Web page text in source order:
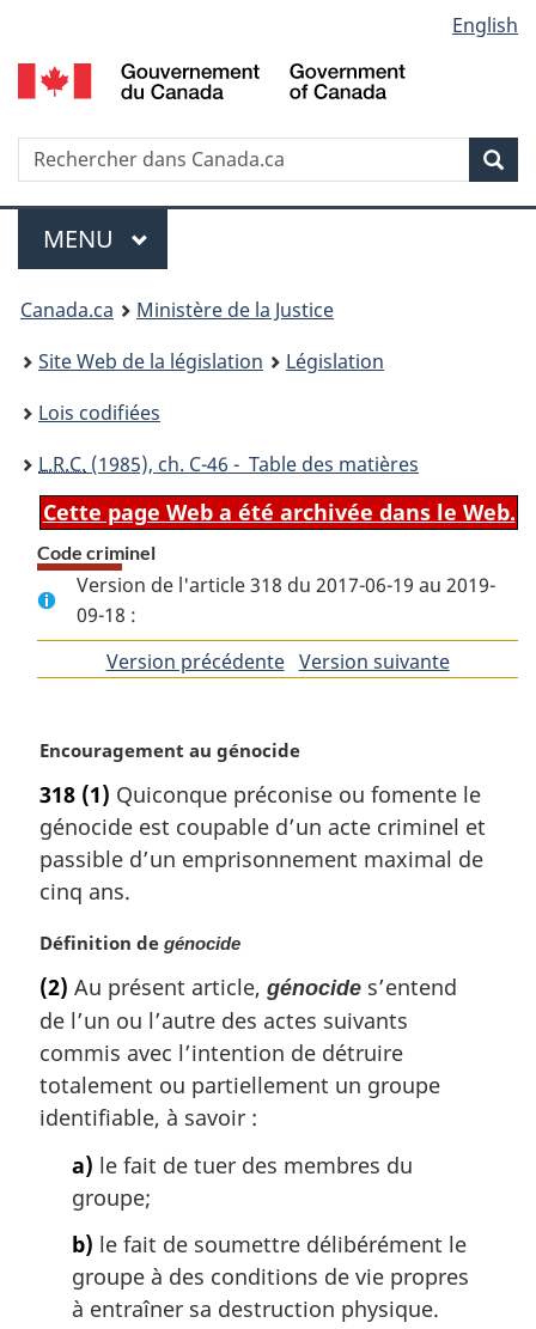
au
contenu
propos
de
la
HTML
simplifiée
selection
English
Recherche
Menu
MENU PRINCIPAL
You
are
here:
Canada.ca
Ministère de la Justice
Site Web de la législation
Législation
Lois codifiées
L.R.C. (1985), ch. C-46 - Table des matières
Cette page Web a été archivée dans le Web.
Code criminel
Version de l'article 318 du 2017-06-19 au 2019-
09-18 :
Version précédentedeVersion suivantede
N
t
e
m
a
g
n
a
e
:
Encouragement au génocide
318 (1) Quiconque préconise ou fomente le
génocide est coupable d’un acte criminel et
passible d’un emprisonnement maximal de
cinq ans.
N
t
e
m
a
r
g
Définition de génocide
(2) Au présent article, génocide s’entend
de l’un ou l’autre des actes suivants
commis avec l’intention de détruire
totalement ou partiellement un groupe
identifiable, à savoir :
a) le fait de tuer des membres du
groupe;
b) le fait de soumettre délibérément le
groupe à des conditions de vie propres
à entraîner sa destruction physique.